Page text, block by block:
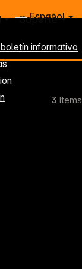
Español
Soporte
3 Items
informativo